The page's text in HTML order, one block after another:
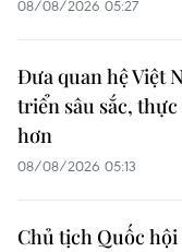
08/08/2026 05:27
Đưa quan hệ Việt
triển sâu sắc,
hơn
08/08/2026 05:13
Chủ tịch Quốc